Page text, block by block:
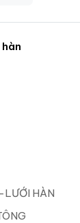
LƯỚI HÀN